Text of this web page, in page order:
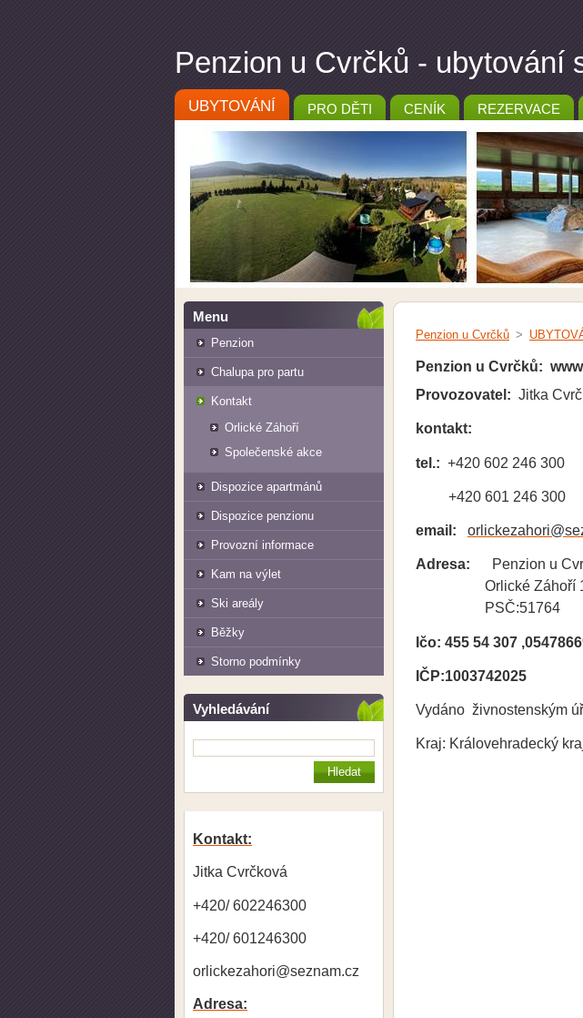
Penzion u Cvrčků - ubytování
UBYTOVÁNÍ PRO DĚTI CENÍK REZERVACE
Menu
Penzion
Chalupa pro partu
Kontakt
Orlické Záhoří
Společenské akce
Dispozice apartmánů
Dispozice penzionu
Provozní informace
Kam na výlet
Ski areály
Běžky
Storno podmínky
Vyhledávání
Kontakt:
Jitka Cvrčková
+420/ 602246300
+420/ 601246300
orlickezahori@seznam.cz
Adresa:
Penzion u Cvrčků >
Penzion u Cvrčků:
Provozovatel: Jitka
kontakt:
tel.: +420 602 246 300
+420 601 246 300
email: orlickezahori@se
Adresa: Penzion u
Orlické Záhoří
PSČ:51764
Ičo: 455 54 307
IČP:1003742025
Vydáno živnostenským
Kraj: Královehradecký